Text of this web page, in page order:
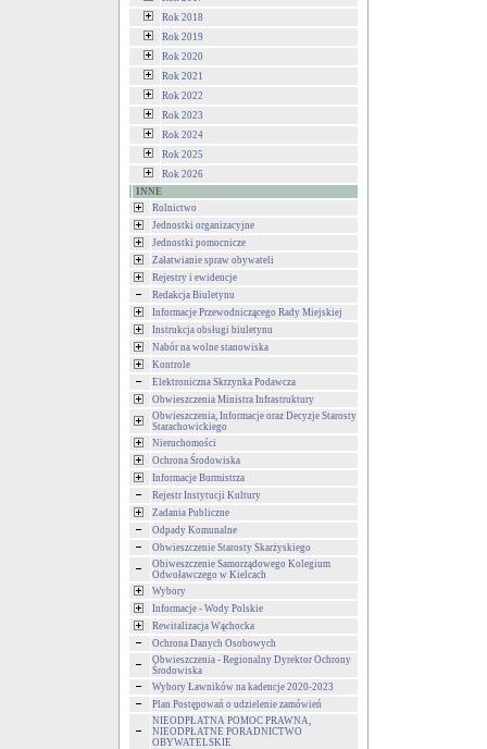
Rok 2018
Rok 2019
Rok 2020
Rok 2021
Rok 2022
Rok 2023
Rok 2024
Rok 2025
Rok 2026
INNE
Rolnictwo
Jednostki organizacyjne
Jednostki pomocnicze
Załatwianie spraw obywateli
Rejestry i ewidencje
Redakcja Biuletynu
Informacje Przewodniczącego Rady Miejskiej
Instrukcja obsługi biuletynu
Nabór na wolne stanowiska
Kontrole
Elektroniczna Skrzynka Podawcza
Obwieszczenia Ministra Infrastruktury
Obwieszczenia, Informacje oraz Decyzje Starosty
Starachowickiego
Nieruchomości
Ochrona Środowiska
Informacje Burmistrza
Rejestr Instytucji Kultury
Zadania Publiczne
Odpady Komunalne
Obwieszczenie Starosty Skarżyskiego
Obiweszczenie Samorządowego Kolegium
Odwoławczego w Kielcach
Wybory
Informacje - Wody Polskie
Rewitalizacja Wąchocka
Ochrona Danych Osobowych
Obwieszczenia - Regionalny Dyrektor Ochrony
Środowiska
Wybory Ławników na kadencje 2020-2023
Plan Postępowań o udzielenie zamówień
NIEODPŁATNA POMOC PRAWNA,
NIEODPŁATNE PORADNICTWO
OBYWATELSKIE